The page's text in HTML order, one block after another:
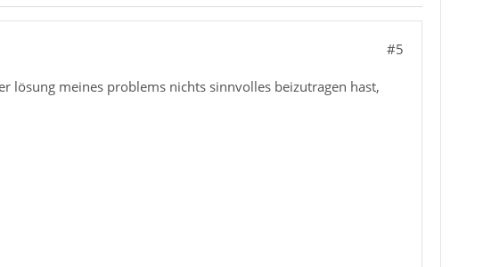
#5
lösung meines problems nichts sinnvolles beizutragen hast,